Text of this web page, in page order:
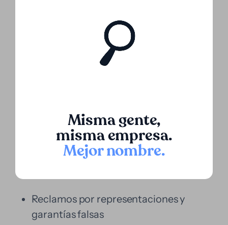
Misma gente,
misma empresa.
Mejor nombre.
Disputas entre accionistas o socios
Incumplimientos en contratos de
compraventa de empresas
Reclamos por representaciones y
garantías falsas